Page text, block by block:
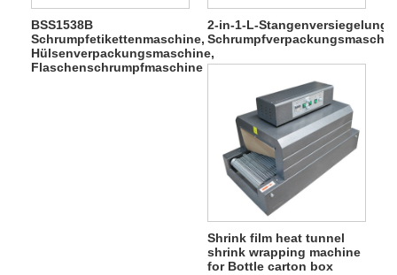
BSS1538B
Schrumpfetikettenmaschine,
Hülsenverpackungsmaschine,
Flaschenschrumpfmaschine
2-in-1-L-
Shrink film heat tunnel
shrink wrapping machine
for Bottle carton box